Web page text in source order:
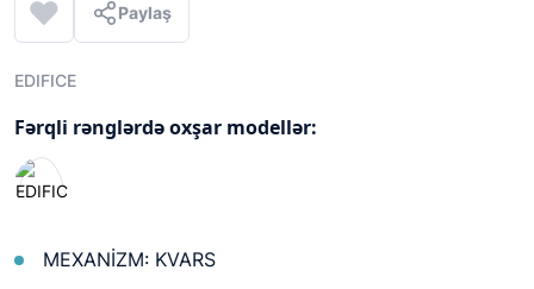
Paylaş
EDIFICE
Fərqli rənglərdə oxşar modellər:
MEXANİZM: KVARS